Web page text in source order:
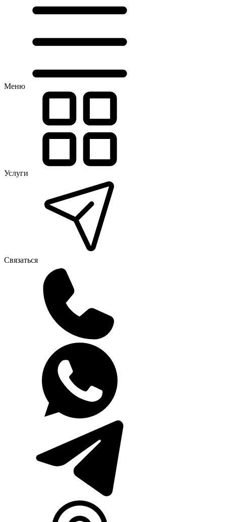
Меню
Услуги
Связаться